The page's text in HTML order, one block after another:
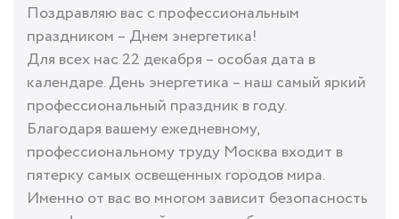
Поздравляю вас с профессиональным
праздником – Днем энергетика!
Для всех нас 22 декабря – особая дата в
календаре. День энергетика – наш самый яркий
профессиональный праздник в году.
Благодаря вашему ежедневному,
профессиональному труду Москва входит в
пятерку самых освещенных городов мира.
Именно от вас во многом зависит безопасность